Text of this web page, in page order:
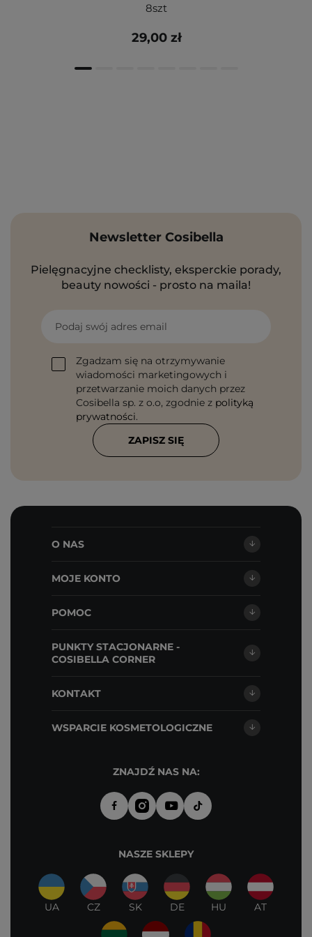
8szt
29,00 zł
Newsletter Cosibella
Pielęgnacyjne checklisty, eksperckie porady,
beauty nowości - prosto na maila!
Podaj swój adres email
Zgadzam się na otrzymywanie
wiadomości marketingowych i
przetwarzanie moich danych przez
Cosibella sp. z o.o, zgodnie z polityką
prywatności.
ZAPISZ SIĘ
O NAS
MOJE KONTO
POMOC
PUNKTY STACJONARNE -
COSIBELLA CORNER
KONTAKT
WSPARCIE KOSMETOLOGICZNE
ZNAJDŹ NAS NA:
NASZE SKLEPY
UA CZ SK DE HU AT